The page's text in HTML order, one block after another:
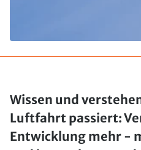
Wissen und
Luftfahrt passiert:
Entwicklung mehr -